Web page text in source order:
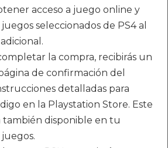
acceso a juego online y
seleccionados de PS4 al
la compra, recibirás un
de confirmación del
detalladas para
en la Playstation Store. Este
también disponible en tu